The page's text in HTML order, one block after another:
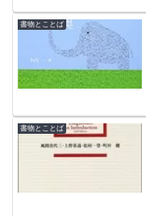
書物とことば
書物とことば